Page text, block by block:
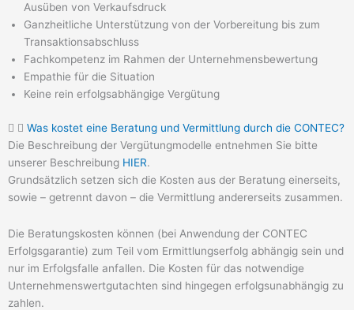
Ausüben von Verkaufsdruck
Ganzheitliche Unterstützung von der Vorbereitung bis zum
Transaktionsabschluss
Fachkompetenz im Rahmen der Unternehmensbewertung
Empathie für die Situation
Keine rein erfolgsabhängige Vergütung
Was kostet eine Beratung und Vermittlung durch die CONTEC?
Die Beschreibung der Vergütungmodelle entnehmen Sie bitte
unserer Beschreibung HIER.
Grundsätzlich setzen sich die Kosten aus der Beratung einerseits,
sowie – getrennt davon – die Vermittlung andererseits zusammen.
Die Beratungskosten können (bei Anwendung der CONTEC
Erfolgsgarantie) zum Teil vom Ermittlungserfolg abhängig sein und
nur im Erfolgsfalle anfallen. Die Kosten für das notwendige
Unternehmenswertgutachten sind hingegen erfolgsunabhängig zu
zahlen.